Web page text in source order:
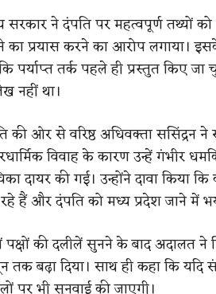
सरकार ने दंपति पर महत्वपूर्ण तथ्यों
प्रयास करने का आरोप लगाया।
पर्याप्त तर्क पहले ही प्रस्तुत किए
नहीं था।
की ओर से वरिष्ठ अधिवक्ता ससिंद्रन
विवाह के कारण उन्हें गंभीर
दायर की गई। उन्होंने दावा किया
हैं और दंपति को मध्य प्रदेश जाने में
पक्षों की दलीलें सुनने के बाद अदालत
तक बढ़ा दिया। साथ ही कहा कि